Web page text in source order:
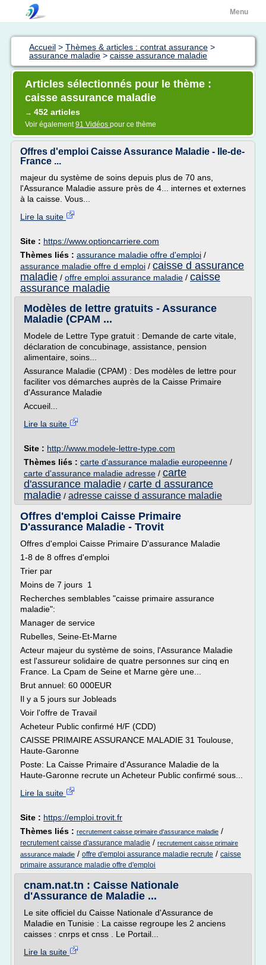
Menu
Accueil > Thèmes & articles : contrat assurance >
assurance maladie > caisse assurance maladie
Articles sélectionnés pour le thème :
caisse assurance maladie
→ 452 articles
Voir également91 Vidéos pour ce thème
Offres d'emploi Caisse Assurance Maladie - Ile-de-
France ...
majeur du système de soins depuis plus de 70 ans,
l'Assurance Maladie assure près de 4... internes et externes
à la caisse. Vous...
Lire la suite
Site : https://www.optioncarriere.com
Thèmes liés : assurance maladie offre d'emploi /
assurance maladie offre d emploi / caisse d assurance
maladie / offre emploi assurance maladie / caisse
assurance maladie
Modèles de lettre gratuits - Assurance
Maladie (CPAM ...
Modele de Lettre Type gratuit : Demande de carte vitale,
déclaration de concubinage, assistance, pension
alimentaire, soins...
Assurance Maladie (CPAM) : Des modèles de lettre pour
faciliter vos démarches auprès de la Caisse Primaire
d'Assurance Maladie
Accueil...
Lire la suite
Site : http://www.modele-lettre-type.com
Thèmes liés : carte d'assurance maladie europeenne /
carte d'assurance maladie adresse / carte
d'assurance maladie / carte d assurance
maladie / adresse caisse d assurance maladie
Offres d'emploi Caisse Primaire
D'assurance Maladie - Trovit
Offres d'emploi Caisse Primaire D'assurance Maladie
1-8 de 8 offres d'emploi
Trier par
Moins de 7 jours 1
Recherches semblables "caisse primaire assurance
maladie":
Manager de service
Rubelles, Seine-Et-Marne
Acteur majeur du système de soins, l'Assurance Maladie
est l'assureur solidaire de quatre personnes sur cinq en
France. La Cpam de Seine et Marne gère une...
Brut annuel: 60 000EUR
Il y a 5 jours sur Jobleads
Voir l'offre de Travail
Acheteur Public confirmé H/F (CDD)
CAISSE PRIMAIRE ASSURANCE MALADIE 31 Toulouse,
Haute-Garonne
Poste: La Caisse Primaire d'Assurance Maladie de la
Haute-Garonne recrute un Acheteur Public confirmé sous...
Lire la suite
Site : https://emploi.trovit.fr
Thèmes liés : recrutement caisse primaire d'assurance maladie /
recrutement caisse d'assurance maladie / recrutement caisse primaire
assurance maladie / offre d'emploi assurance maladie recrute / caisse
primaire assurance maladie offre d'emploi
cnam.nat.tn : Caisse Nationale
d'Assurance de Maladie ...
Le site officiel du Caisse Nationale d'Assurance de
Maladie en Tunisie : La caisse regroupe les 2 anciens
caisses : cnrps et cnss . Le Portail...
Lire la suite